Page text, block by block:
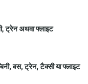
ट्रेन अथवा फ्लाइट
बस, ट्रेन, टैक्सी या फ्लाइट